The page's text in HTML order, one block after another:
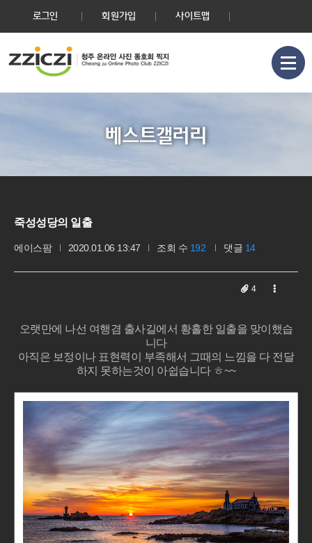
로그인 회원가입 사이트맵
베스트갤러리
죽성성당의 일출
에이스팜 2020.01.06 13:47 조회 수 192 댓글 14
4
오랫만에 나선 여행겸 출사길에서 황홀한 일출을 맞이했습
니다
아직은 보정이나 표현력이 부족해서 그때의 느낌을 다 전달
하지 못하는것이 아쉽습니다 ㅎ~~